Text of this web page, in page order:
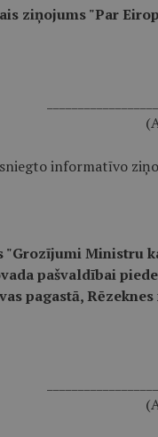
ziņojums "Par
informatīvo
Ministru
pašvaldībai
pagastā,